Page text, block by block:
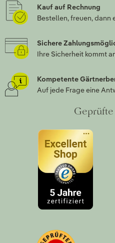
Kauf auf Rechnung
Bestellen, freuen, dann
Sichere
Ihre Sicherheit kommt
Kompetente
Auf jede Frage eine